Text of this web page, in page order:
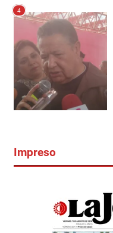
4
Impreso